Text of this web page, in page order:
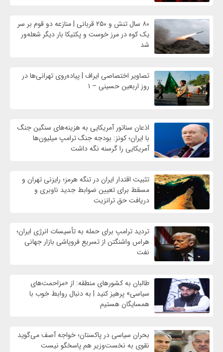
۸۰ سال تنش و ۲۵۰ قربانی | منازعه دو قوم بر سر
یک کوه در مرز خوست و پکتیکا بار دیگر شعله‌ور
شد
تصاویر اختصاصی ایراف | پیاده‌روی تهرانی‌ها در
روز اربعین حسینی – ۱
اذعان سناتور آمریکایی به هزینه‌های سنگین جنگ
با ایران؛ کونز: بودجه جنگ ترامپ میلیون‌ها
آمریکایی را گرسنه نگه داشت
تثبیت اقتدار ایران در تنگه هرمز؛ رایزنی تهران و
مسقط برای تعیین ضوابط جدید ناوبری و
دریافت حق ترانزیت
تردید ترامپ برای حمله به تأسیسات انرژی ایران؛
هراس واشنگتن از تسریع فروپاشی بازار جهانی
نفت
طالبان به کشورهای منطقه: از «مزاحمت‌های
سیاسی» پرهیز کنید | به دنبال روابط خوب با
همسایگان هستیم
بحران سیاسی در پاکستان؛ خواجه آصف می‌گوید
نقوی به نخست‌وزیر هم پاسخگو نیست